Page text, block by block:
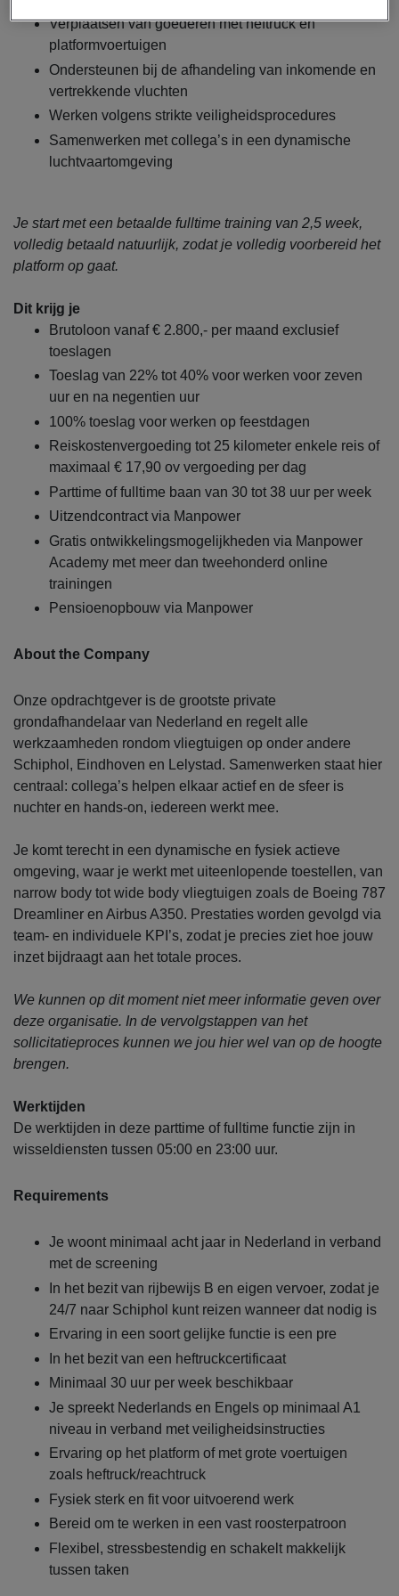
Verplaatsen van goederen met heftruck en
platformvoertuigen
Ondersteunen bij de afhandeling van inkomende en
vertrekkende vluchten
Werken volgens strikte veiligheidsprocedures
Samenwerken met collega’s in een dynamische
luchtvaartomgeving
Je start met een betaalde fulltime training van 2,5 week,
volledig betaald natuurlijk, zodat je volledig voorbereid het
platform op gaat.
Dit krijg je
Brutoloon vanaf € 2.800,- per maand exclusief
toeslagen
Toeslag van 22% tot 40% voor werken voor zeven
uur en na negentien uur
100% toeslag voor werken op feestdagen
Reiskostenvergoeding tot 25 kilometer enkele reis of
maximaal € 17,90 ov vergoeding per dag
Parttime of fulltime baan van 30 tot 38 uur per week
Uitzendcontract via Manpower
Gratis ontwikkelingsmogelijkheden via Manpower
Academy met meer dan tweehonderd online
trainingen
Pensioenopbouw via Manpower
About the Company
Onze opdrachtgever is de grootste private
grondafhandelaar van Nederland en regelt alle
werkzaamheden rondom vliegtuigen op onder andere
Schiphol, Eindhoven en Lelystad. Samenwerken staat hier
centraal: collega’s helpen elkaar actief en de sfeer is
nuchter en hands-on, iedereen werkt mee.
Je komt terecht in een dynamische en fysiek actieve
omgeving, waar je werkt met uiteenlopende toestellen, van
narrow body tot wide body vliegtuigen zoals de Boeing 787
Dreamliner en Airbus A350. Prestaties worden gevolgd via
team- en individuele KPI’s, zodat je precies ziet hoe jouw
inzet bijdraagt aan het totale proces.
We kunnen op dit moment niet meer informatie geven over
deze organisatie. In de vervolgstappen van het
sollicitatieproces kunnen we jou hier wel van op de hoogte
brengen.
Werktijden
De werktijden in deze parttime of fulltime functie zijn in
wisseldiensten tussen 05:00 en 23:00 uur.
Requirements
Je woont minimaal acht jaar in Nederland in verband
met de screening
In het bezit van rijbewijs B en eigen vervoer, zodat je
24/7 naar Schiphol kunt reizen wanneer dat nodig is
Ervaring in een soort gelijke functie is een pre
In het bezit van een heftruckcertificaat
Minimaal 30 uur per week beschikbaar
Je spreekt Nederlands en Engels op minimaal A1
niveau in verband met veiligheidsinstructies
Ervaring op het platform of met grote voertuigen
zoals heftruck/reachtruck
Fysiek sterk en fit voor uitvoerend werk
Bereid om te werken in een vast roosterpatroon
Flexibel, stressbestendig en schakelt makkelijk
tussen taken